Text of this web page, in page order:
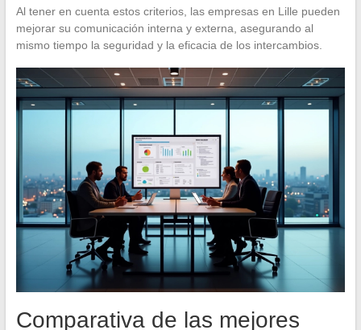
Al tener en cuenta estos criterios, las empresas en Lille pueden
mejorar su comunicación interna y externa, asegurando al
mismo tiempo la seguridad y la eficacia de los intercambios.
Comparativa de las mejores